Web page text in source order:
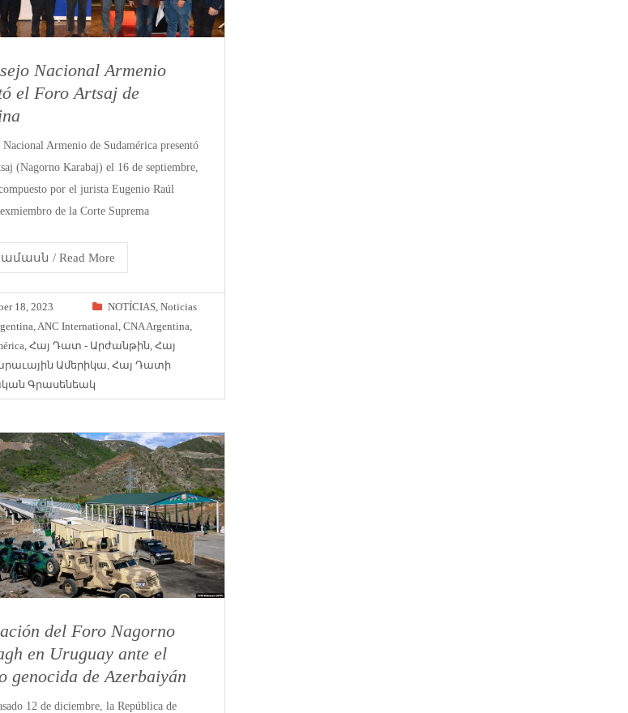
Nacional Armenio
el Foro Artsaj de
Armenio de Sudamérica presentó
(Nagorno Karabaj) el 16 de septiembre,
por el jurista Eugenio Raúl
de la Corte Suprema
/ Read More
18, 2023 NOTÍCIAS Noticias
ANC International CNA Argentina
Հայ Դատ - Արժանթին Հայ
Ամերիկա Հայ Դատի
Գրասենեակ
del Foro Nagorno
en Uruguay ante el
genocida de Azerbaiyán
12 de diciembre, la República de